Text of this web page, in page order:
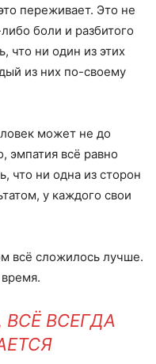
переживает. Это не
боли и разбитого
что ни один из этих
из них по-своему
может не до
эмпатия всё равно
что ни одна из сторон
у каждого свои
всё сложилось лучше.
ВСЕГДА